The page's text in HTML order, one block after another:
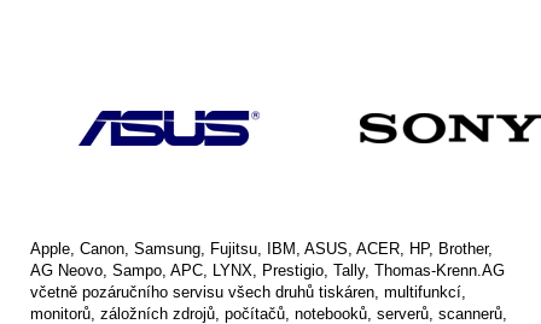
Apple, Canon, Samsung, Fujitsu, IBM, ASUS, ACER, HP, Brother,
AG Neovo, Sampo, APC, LYNX, Prestigio, Tally, Thomas-Krenn.AG
včetně pozáručního servisu všech druhů tiskáren, multifunkcí,
monitorů, záložních zdrojů, počítačů, notebooků, serverů, scannerů,